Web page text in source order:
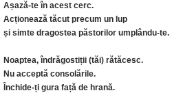
Așază-te în acest cerc.
Acționează tăcut precum un lup
și simte dragostea păstorilor umplându-te.
Noaptea, îndrăgostiții (tăi) rătăcesc.
Nu acceptă consolările.
Închide-ți gura față de hrană.